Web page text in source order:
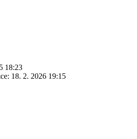
18:23
18. 2. 2026 19:15